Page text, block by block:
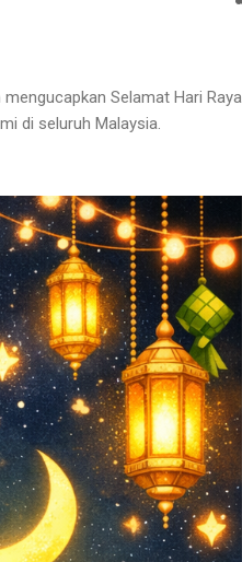
Selamat Hari Raya
di seluruh Malaysia.